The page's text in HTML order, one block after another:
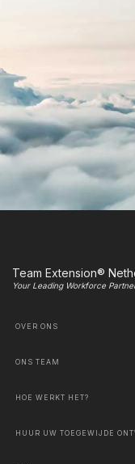
Team Extension®
Your Leading Workforce
OVER ONS
ONS TEAM
HOE WERKT HET?
HUUR UW TOEGEWIJDE